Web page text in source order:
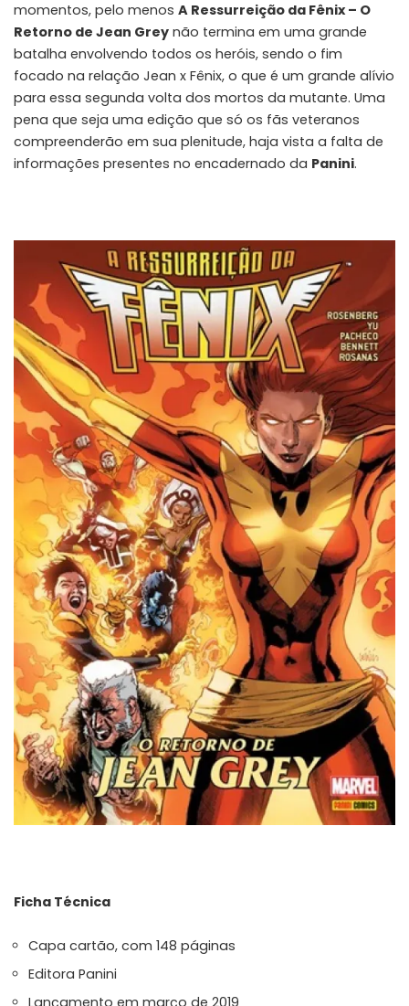
momentos, pelo menos A Ressurreição da Fênix – O
Retorno de Jean Grey não termina em uma grande
batalha envolvendo todos os heróis, sendo o fim
focado na relação Jean x Fênix, o que é um grande alívio
para essa segunda volta dos mortos da mutante. Uma
pena que seja uma edição que só os fãs veteranos
compreenderão em sua plenitude, haja vista a falta de
informações presentes no encadernado da Panini.
Ficha Técnica
Capa cartão, com 148 páginas
Editora Panini